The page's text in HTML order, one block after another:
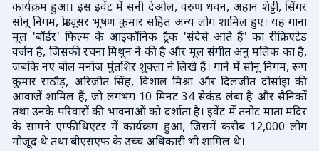
कार्यक्रम हुआ। इस इवेंट में सनी देओल, वरुण धवन, अहान शेट्टी, सिंगर
सोनू निगम, प्रोड्यूसर भूषण कुमार सहित अन्य लोग शामिल हुए। यह गाना
मूल 'बॉर्डर' फिल्म के आइकॉनिक ट्रैक 'संदेसे आते हैं' का रीक्रिएटेड
वर्जन है, जिसकी रचना मिथून ने की है और मूल संगीत अनु मलिक का है,
जबकि नए बोल मनोज मुंतशिर शुक्ला ने लिखे हैं। गाने में सोनू निगम, रूप
कुमार राठौड़, अरिजीत सिंह, विशाल मिश्रा और दिलजीत दोसांझ की
आवाजें शामिल हैं, जो लगभग 10 मिनट 34 सेकंड लंबा है और सैनिकों
तथा उनके परिवारों की भावनाओं को दर्शाता है। इवेंट में तनोट माता मंदिर
के सामने एम्फीथिएटर में कार्यक्रम हुआ, जिसमें करीब 12,000 लोग
मौजूद थे तथा बीएसएफ के उच्च अधिकारी भी शामिल थे।